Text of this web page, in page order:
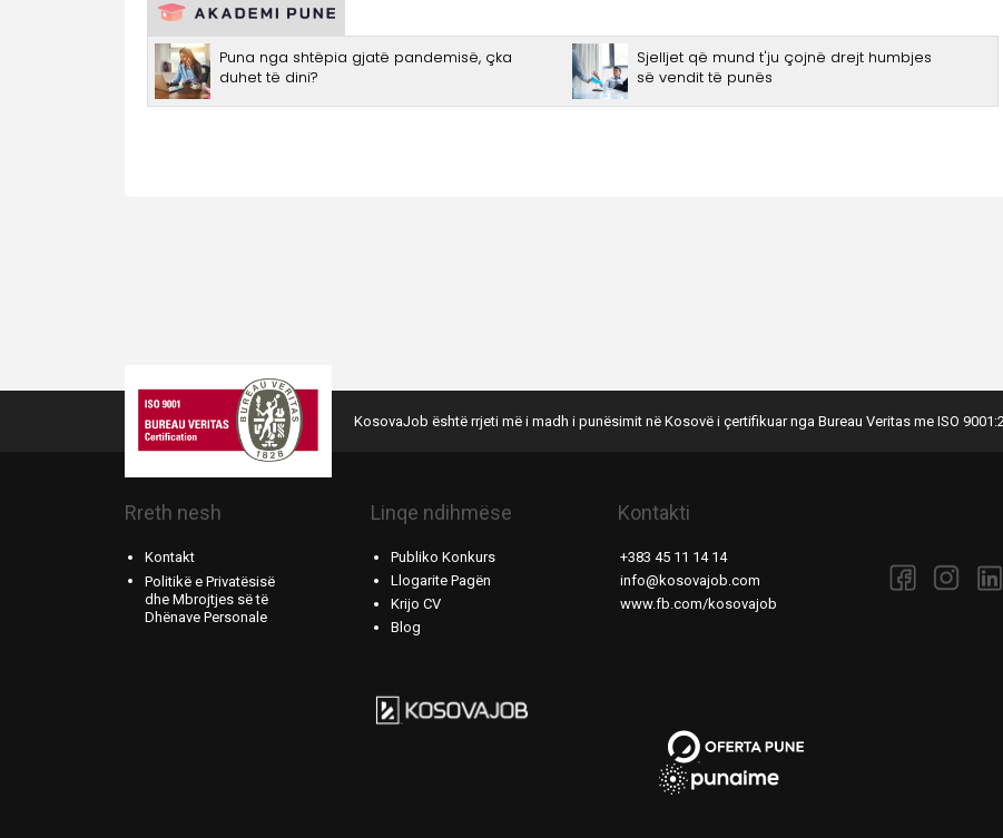
KosovaJob është rrjeti më i madh i punësimit në Kosovë i çertifikuar nga Bureau Veritas me ISO
Rreth nesh
Kontakt
Politikë e Privatësisë
dhe Mbrojtjes së të
Dhënave Personale
Linqe ndihmëse
Publiko Konkurs
Llogarite Pagën
Krijo CV
Blog
Kontakti
+383 45 11 14 14
info@kosovajob.com
www.fb.com/kosovajob